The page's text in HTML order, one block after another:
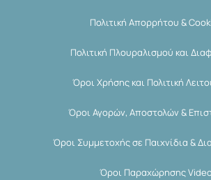
Πολιτική Απορρήτου &
Πολιτική Πλουραλισμού και
Όροι Χρήσης και Πολιτική
Όροι Αγορών, Αποστολών &
Όροι Συμμετοχής σε Παιχνίδια &
Όροι Παραχώρησης Video